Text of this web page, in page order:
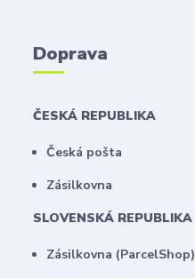
Doprava
ČESKÁ REPUBLIKA
Česká pošta
Zásilkovna
SLOVENSKÁ REPUBLIKA
Zásilkovna (ParcelShop)